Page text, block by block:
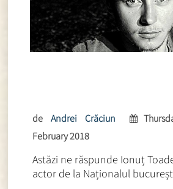
deAndrei Crăciun
February 2018
Astăzi ne răspunde Ionuț
actor de la Naționalul